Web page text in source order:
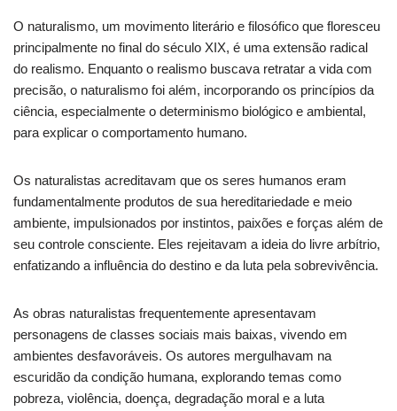
O naturalismo, um movimento literário e filosófico que floresceu
principalmente no final do século XIX, é uma extensão radical
do realismo. Enquanto o realismo buscava retratar a vida com
precisão, o naturalismo foi além, incorporando os princípios da
ciência, especialmente o determinismo biológico e ambiental,
para explicar o comportamento humano.
Os naturalistas acreditavam que os seres humanos eram
fundamentalmente produtos de sua hereditariedade e meio
ambiente, impulsionados por instintos, paixões e forças além de
seu controle consciente. Eles rejeitavam a ideia do livre arbítrio,
enfatizando a influência do destino e da luta pela sobrevivência.
As obras naturalistas frequentemente apresentavam
personagens de classes sociais mais baixas, vivendo em
ambientes desfavoráveis. Os autores mergulhavam na
escuridão da condição humana, explorando temas como
pobreza, violência, doença, degradação moral e a luta